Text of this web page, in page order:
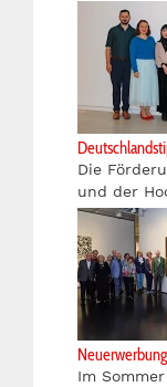
Die
und der
Im